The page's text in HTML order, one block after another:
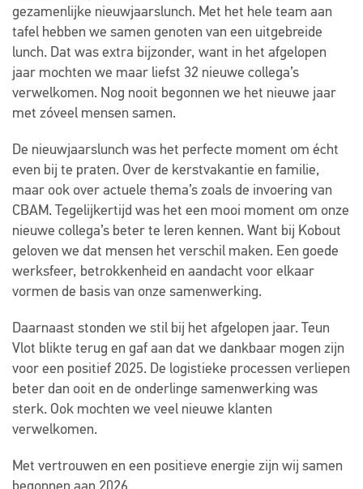
gezamenlijke nieuwjaarslunch. Met het hele team aan
tafel hebben we samen genoten van een uitgebreide
lunch. Dat was extra bijzonder, want in het afgelopen
jaar mochten we maar liefst 32 nieuwe collega’s
verwelkomen. Nog nooit begonnen we het nieuwe jaar
met zóveel mensen samen.
De nieuwjaarslunch was het perfecte moment om écht
even bij te praten. Over de kerstvakantie en familie,
maar ook over actuele thema’s zoals de invoering van
CBAM. Tegelijkertijd was het een mooi moment om onze
nieuwe collega’s beter te leren kennen. Want bij Kobout
geloven we dat mensen het verschil maken. Een goede
werksfeer, betrokkenheid en aandacht voor elkaar
vormen de basis van onze samenwerking.
Daarnaast stonden we stil bij het afgelopen jaar. Teun
Vlot blikte terug en gaf aan dat we dankbaar mogen zijn
voor een positief 2025. De logistieke processen verliepen
beter dan ooit en de onderlinge samenwerking was
sterk. Ook mochten we veel nieuwe klanten
verwelkomen.
Met vertrouwen en een positieve energie zijn wij samen